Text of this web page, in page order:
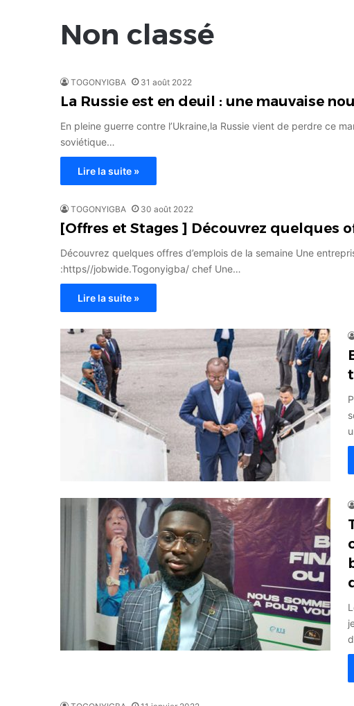
Non classé
TOGONYIGBA 31 août 2022
La Russie est en deuil : une mauvaise
En pleine guerre contre l’Ukraine,la Russie vient de perdre ce
soviétique…
Lire la suite »
TOGONYIGBA 30 août 2022
[Offres et Stages ] Découvrez quelques
Découvrez quelques offres d’emplois de la semaine Une
:https//jobwide.Togonyigba/ chef Une…
Lire la suite »